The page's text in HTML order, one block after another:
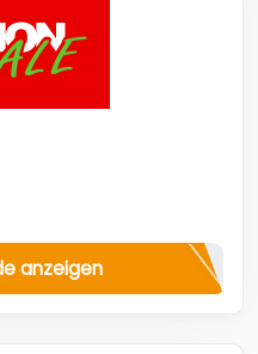
anzeigen